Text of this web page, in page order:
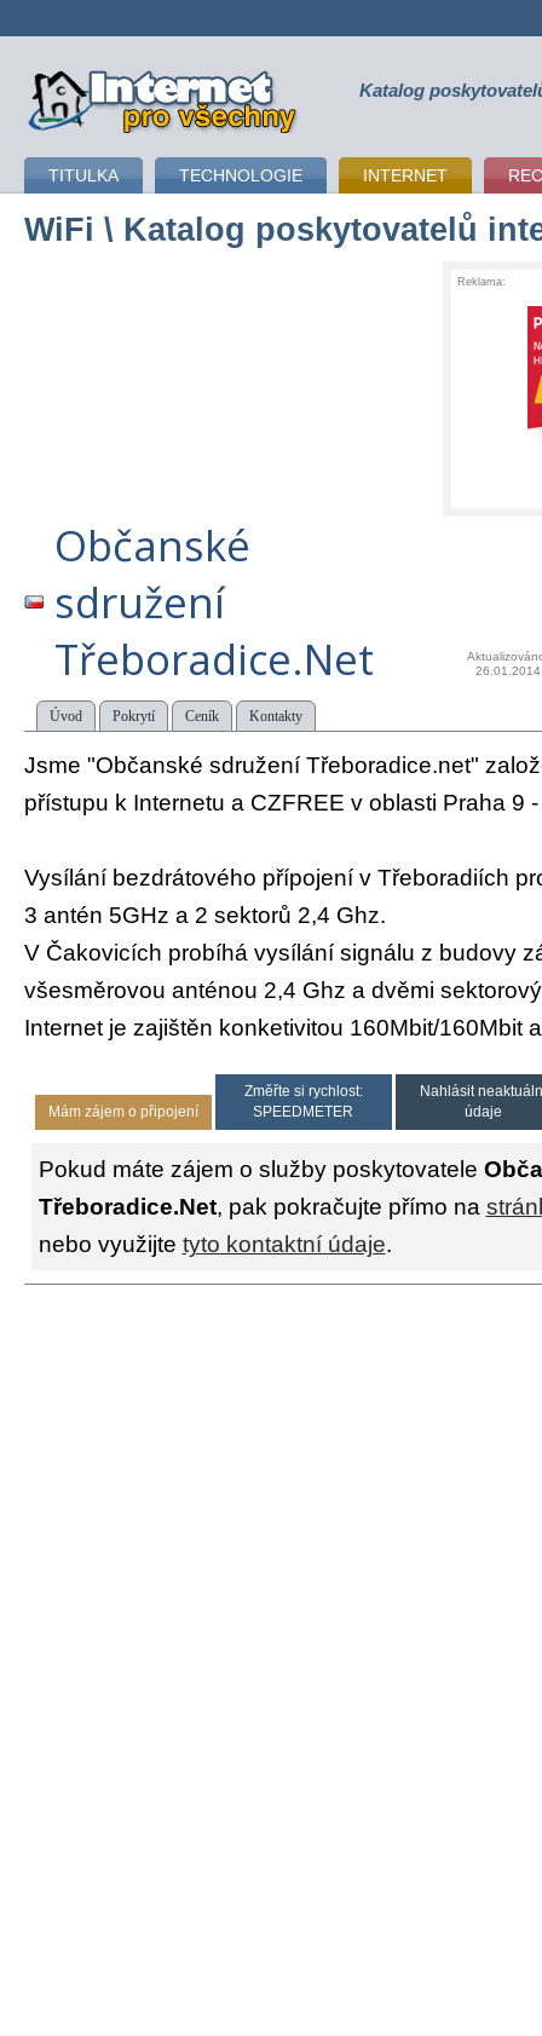
připojení k internetu Katalog
TITULKA TECHNOLOGIE INTERNET
WiFi \ Katalog poskytovatelů
Reklama:
Občanské
sdružení
Třeboradice.Net
26.01.2014
Úvod Pokrytí Ceník Kontakty
Jsme "Občanské sdružení Třeboradice.net"
přístupu k Internetu a CZFREE v oblasti Praha 9
Vysílání bezdrátového přípojení v Třeboradiích
3 antén 5GHz a 2 sektorů 2,4 Ghz.
V Čakovicích probíhá vysílání signálu z budovy
všesměrovou anténou 2,4 Ghz a dvěmi
Internet je zajištěn konketivitou 160Mbit/160Mbit
Mám zájem o připojení
Změřte si rychlost:
SPEEDMETER
Nahlásit
údaje
Pokud máte zájem o služby poskytovatele
Třeboradice.Net, pak pokračujte přímo na
nebo využijte tyto kontaktní údaje.